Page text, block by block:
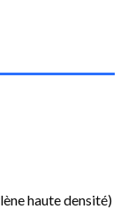
haute densité)